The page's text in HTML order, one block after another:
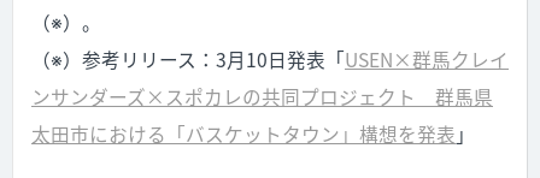
（※）。
（※）参考リリース：3月10日発表「USEN×群馬クレイ
ンサンダーズ×スポカレの共同プロジェクト 群馬県
太田市における「バスケットタウン」構想を発表 」